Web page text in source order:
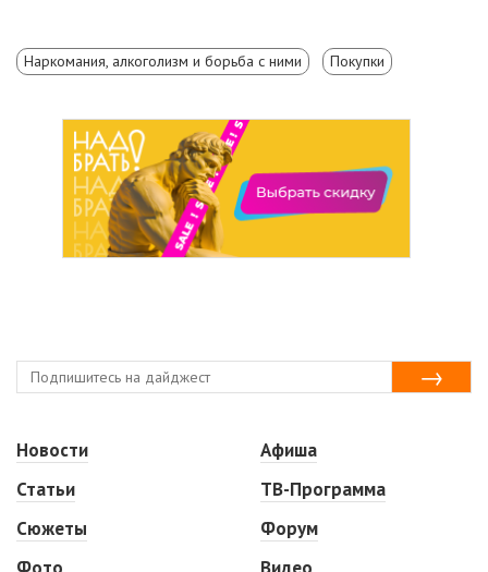
Наркомания, алкоголизм и борьба с ними Покупки
Новости
Статьи
Сюжеты
Фото
Афиша
ТВ-Программа
Форум
Видео